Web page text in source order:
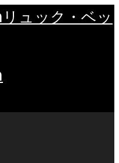
リュック・ベッ